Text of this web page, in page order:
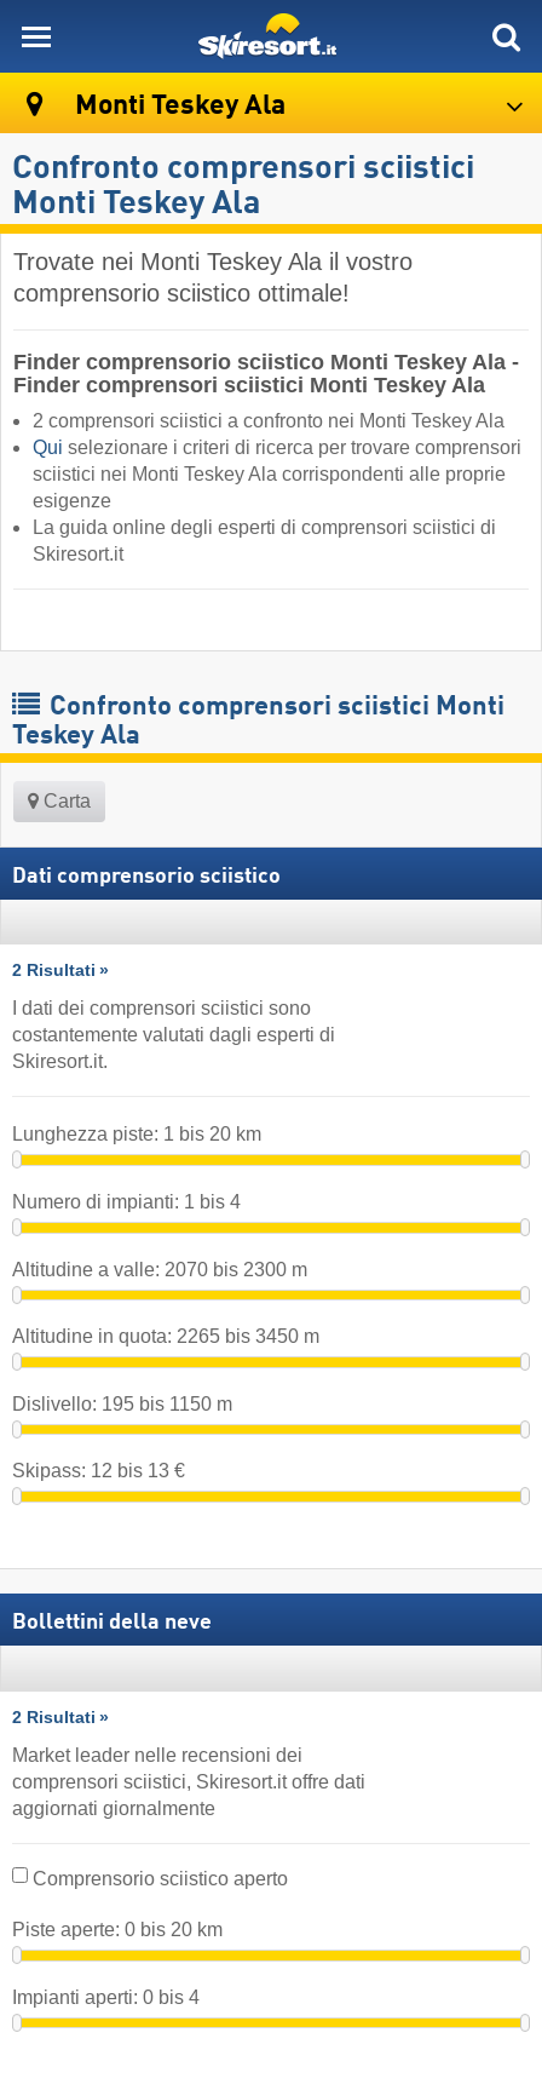
Monti Teskey Ala
Confronto comprensori sciistici
Monti Teskey Ala
Trovate nei Monti Teskey Ala il vostro
comprensorio sciistico ottimale!
Finder comprensorio sciistico Monti Teskey Ala -
Finder comprensori sciistici Monti Teskey Ala
2 comprensori sciistici a confronto nei Monti Teskey Ala
Qui selezionare i criteri di ricerca per trovare comprensori
sciistici nei Monti Teskey Ala corrispondenti alle proprie
esigenze
La guida online degli esperti di comprensori sciistici di
Skiresort.it
Confronto comprensori sciistici Monti
Teskey Ala
Carta
Dati comprensorio sciistico
2 Risultati
I dati dei comprensori sciistici sono
costantemente valutati dagli esperti di
Skiresort.it.
Lunghezza piste: 1 bis 20 km
Numero di impianti: 1 bis 4
Altitudine a valle: 2070 bis 2300 m
Altitudine in quota: 2265 bis 3450 m
Dislivello: 195 bis 1150 m
Skipass: 12 bis 13 €
Bollettini della neve
2 Risultati
Market leader nelle recensioni dei
comprensori sciistici, Skiresort.it offre dati
aggiornati giornalmente
Comprensorio sciistico aperto
Piste aperte: 0 bis 20 km
Impianti aperti: 0 bis 4